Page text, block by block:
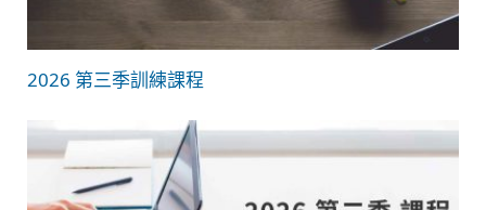
2026 第三季訓練課程